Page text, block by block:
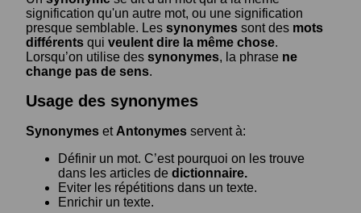
signification qu'un autre mot, ou une signification
presque semblable. Les synonymes sont des mots
différents qui veulent dire la même chose.
Lorsqu’on utilise des synonymes, la phrase ne
change pas de sens.
Usage des synonymes
Synonymes et Antonymes servent à:
Définir un mot. C’est pourquoi on les trouve
dans les articles de dictionnaire.
Eviter les répétitions dans un texte.
Enrichir un texte.